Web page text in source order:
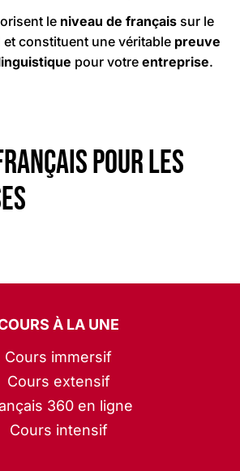
le niveau de français sur le
et constituent une véritable preuve
pour votreentreprise.
pour les
À LA UNE
Cours immersif
Cours extensif
360 en ligne
Cours intensif